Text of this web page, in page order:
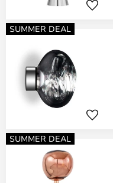
SUMMER DEAL
SUMMER DEAL